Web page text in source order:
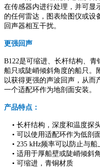
在传感器内进行处理，并可显
的任何雷达，图表绘图仪或设
回声器相互干扰。
更强回声
B122是可缩进、长杆结构、
船只或陡峭倾斜角度的船只。
以获得更强的声波回声，从而
一个适配环作为地剖面安装。
产品特点：
• 长杆结构，深度和温度探
• 可以使用适配环作为低剖
• 235 kHz频率可以防止与船
• 适用于厚船壁或陡峭倾斜
• 可缩进，青铜材质